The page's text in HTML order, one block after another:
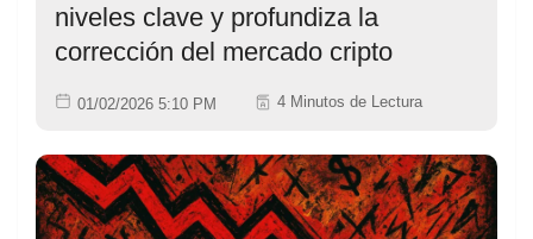
niveles clave y profundiza la
corrección del mercado cripto
01/02/2026 5:10 PM 4 Minutos de Lectura